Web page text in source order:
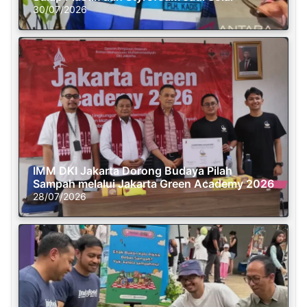
30/07/2026
IMM DKI Jakarta Dorong Budaya Pilah
Sampah melalui Jakarta Green Academy 2026
28/07/2026